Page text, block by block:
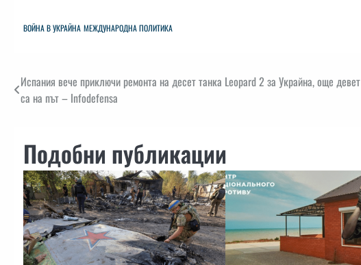
ВОЙНА В УКРАЙНА МЕЖДУНАРОДНА ПОЛИТИКА
Навигация
Испания вече приключи ремонта на десет танка Leopard 2 за Украйна, още девет
са на път – Infodefensa
Подобни публикации